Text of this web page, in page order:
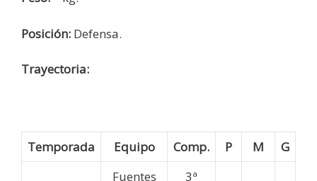
Posición: Defensa.
Trayectoria:
Temporada Equipo Comp. P M G
Fuentes 3ª